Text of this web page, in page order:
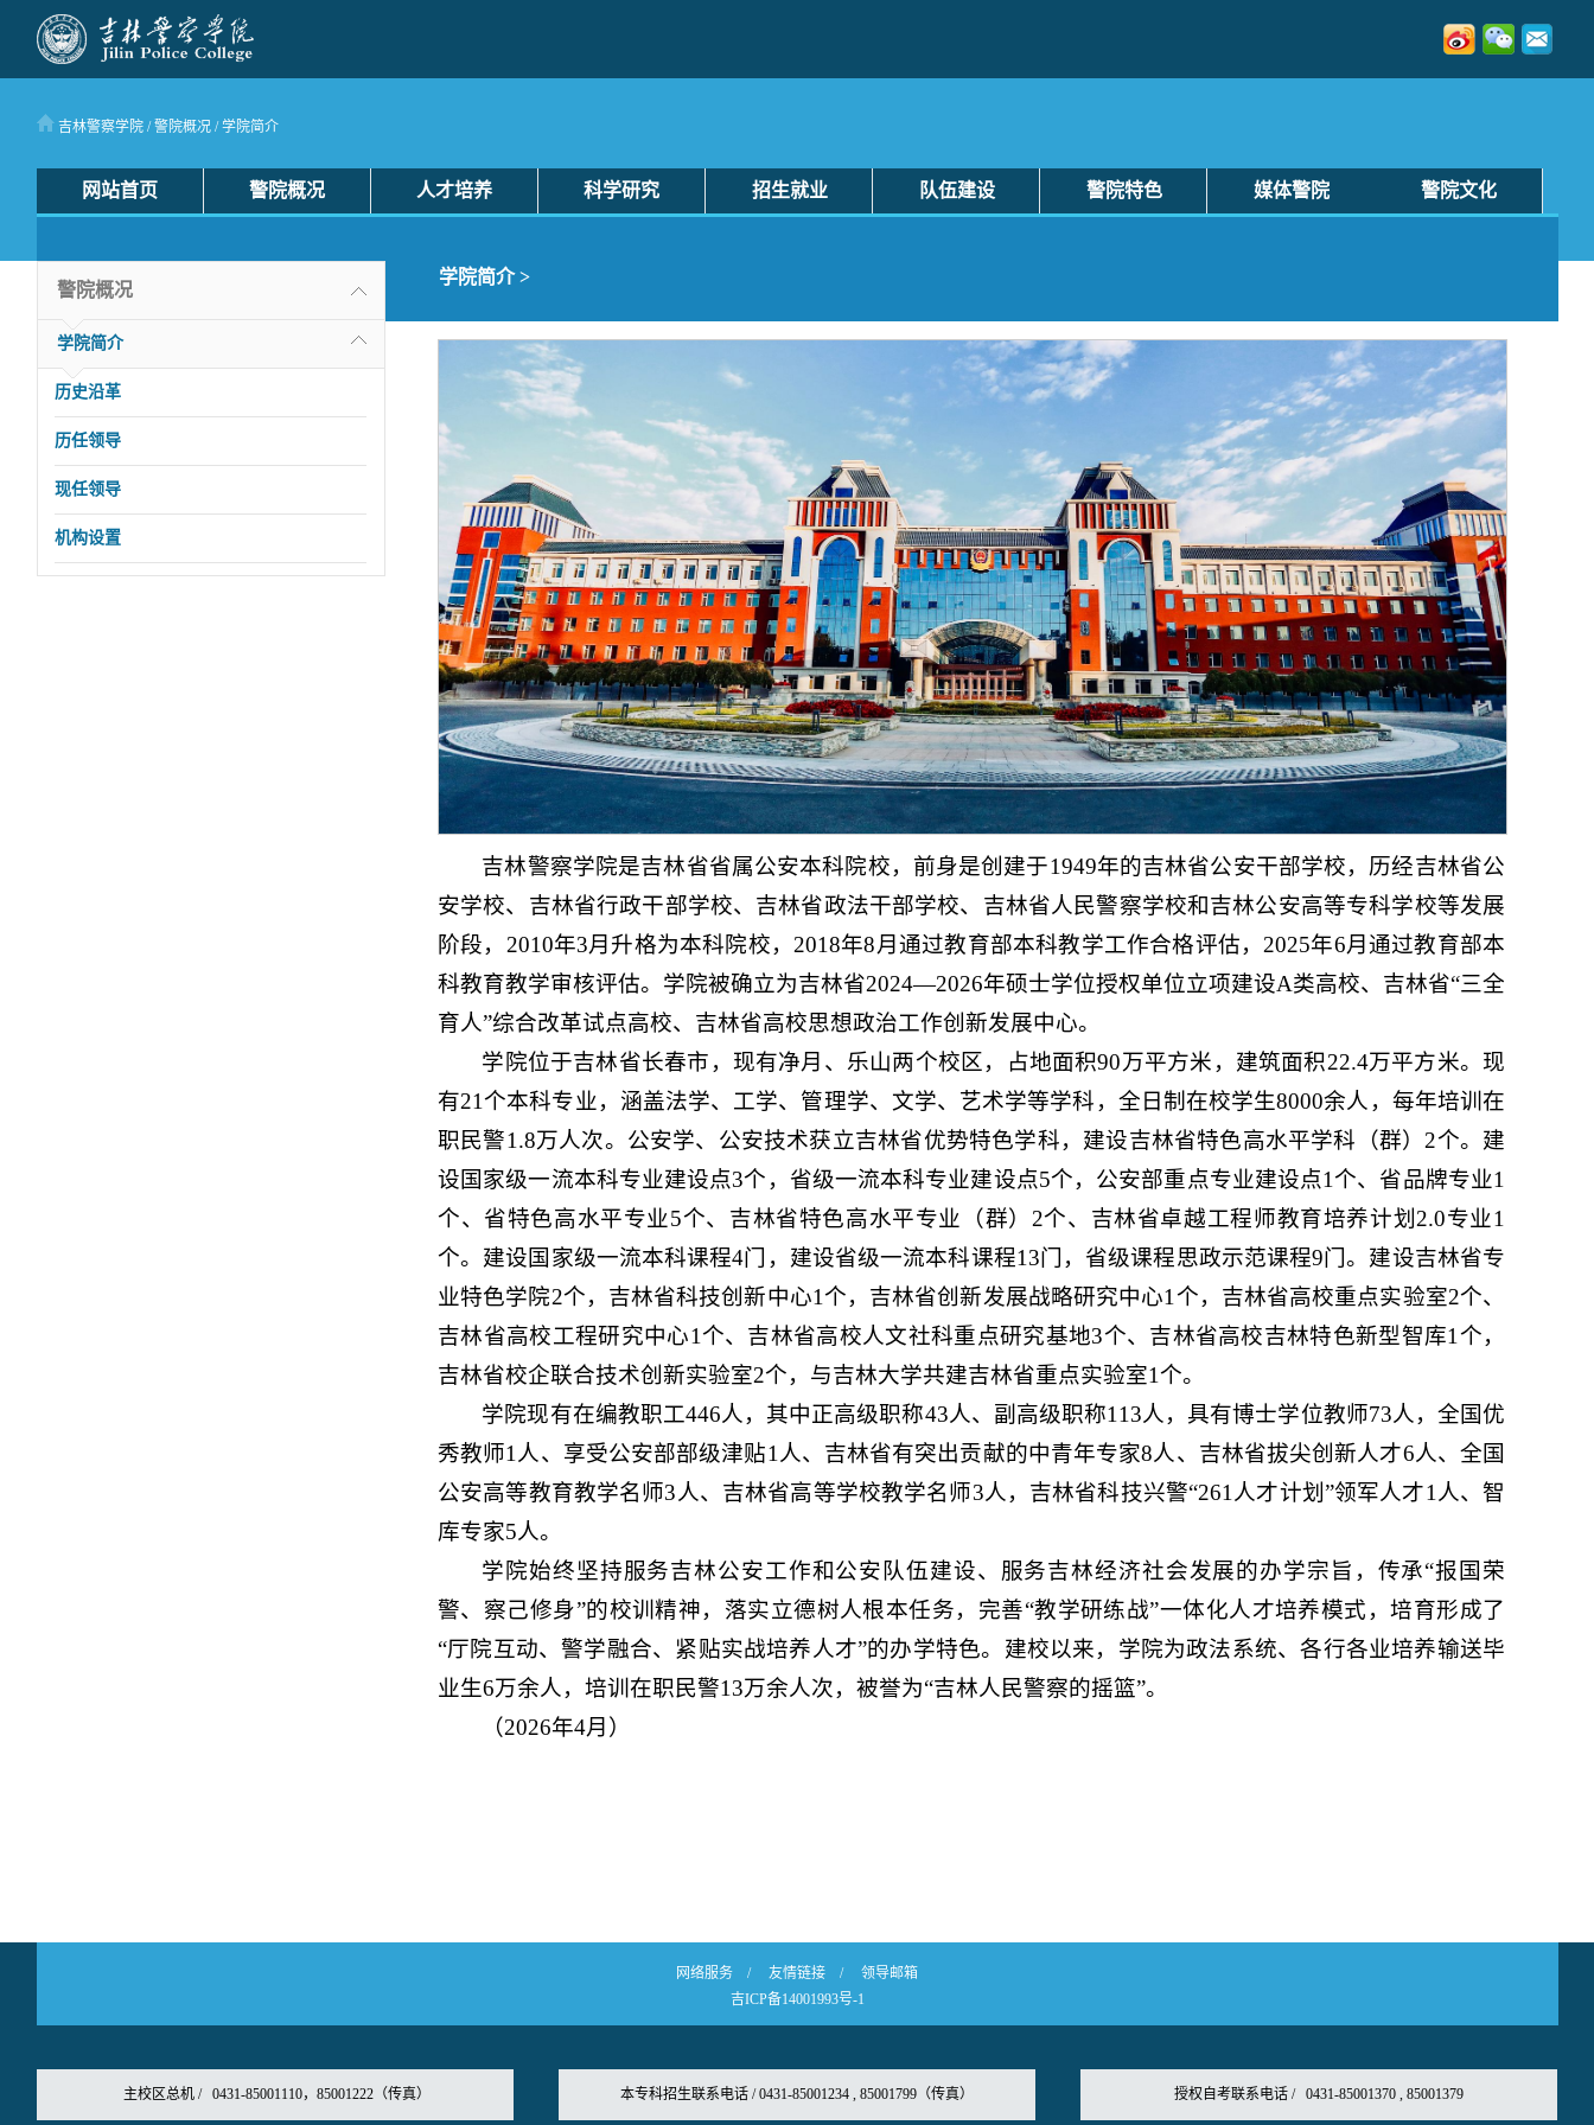
吉林警察学院/警院概况/学院简介
网站首页 警院概况 人才培养 科学研究 招生就业 队伍建设 警院特色 媒体警院 警院文化
警院概况
学院简介
历史沿革
历任领导
现任领导
机构设置
学院简介>
吉林警察学院是吉林省省属公安本科院校，前身是创建于1949年的吉林省公安干部学校，历经吉林省公
安学校、吉林省行政干部学校、吉林省政法干部学校、吉林省人民警察学校和吉林公安高等专科学校等发展
阶段，2010年3月升格为本科院校，2018年8月通过教育部本科教学工作合格评估，2025年6月通过教育部本
科教育教学审核评估。学院被确立为吉林省2024—2026年硕士学位授权单位立项建设A类高校、吉林省“三全
育人”综合改革试点高校、吉林省高校思想政治工作创新发展中心。
学院位于吉林省长春市，现有净月、乐山两个校区，占地面积90万平方米，建筑面积22.4万平方米。现
有21个本科专业，涵盖法学、工学、管理学、文学、艺术学等学科，全日制在校学生8000余人，每年培训在
职民警1.8万人次。公安学、公安技术获立吉林省优势特色学科，建设吉林省特色高水平学科（群）2个。建
设国家级一流本科专业建设点3个，省级一流本科专业建设点5个，公安部重点专业建设点1个、省品牌专业1
个、省特色高水平专业5个、吉林省特色高水平专业（群）2个、吉林省卓越工程师教育培养计划2.0专业1
个。建设国家级一流本科课程4门，建设省级一流本科课程13门，省级课程思政示范课程9门。建设吉林省专
业特色学院2个，吉林省科技创新中心1个，吉林省创新发展战略研究中心1个，吉林省高校重点实验室2个、
吉林省高校工程研究中心1个、吉林省高校人文社科重点研究基地3个、吉林省高校吉林特色新型智库1个，
吉林省校企联合技术创新实验室2个，与吉林大学共建吉林省重点实验室1个。
学院现有在编教职工446人，其中正高级职称43人、副高级职称113人，具有博士学位教师73人，全国优
秀教师1人、享受公安部部级津贴1人、吉林省有突出贡献的中青年专家8人、吉林省拔尖创新人才6人、全国
公安高等教育教学名师3人、吉林省高等学校教学名师3人，吉林省科技兴警“261人才计划”领军人才1人、智
库专家5人。
学院始终坚持服务吉林公安工作和公安队伍建设、服务吉林经济社会发展的办学宗旨，传承“报国荣
警、察己修身”的校训精神，落实立德树人根本任务，完善“教学研练战”一体化人才培养模式，培育形成了
“厅院互动、警学融合、紧贴实战培养人才”的办学特色。建校以来，学院为政法系统、各行各业培养输送毕
业生6万余人，培训在职民警13万余人次，被誉为“吉林人民警察的摇篮”。
（2026年4月）
网络服务 / 友情链接 / 领导邮箱
吉ICP备14001993号-1
主校区总机 / 0431-85001110，85001222（传真） 本专科招生联系电话 / 0431-85001234 , 85001799（传真） 授权自考联系电话 / 0431-85001370 , 85001379